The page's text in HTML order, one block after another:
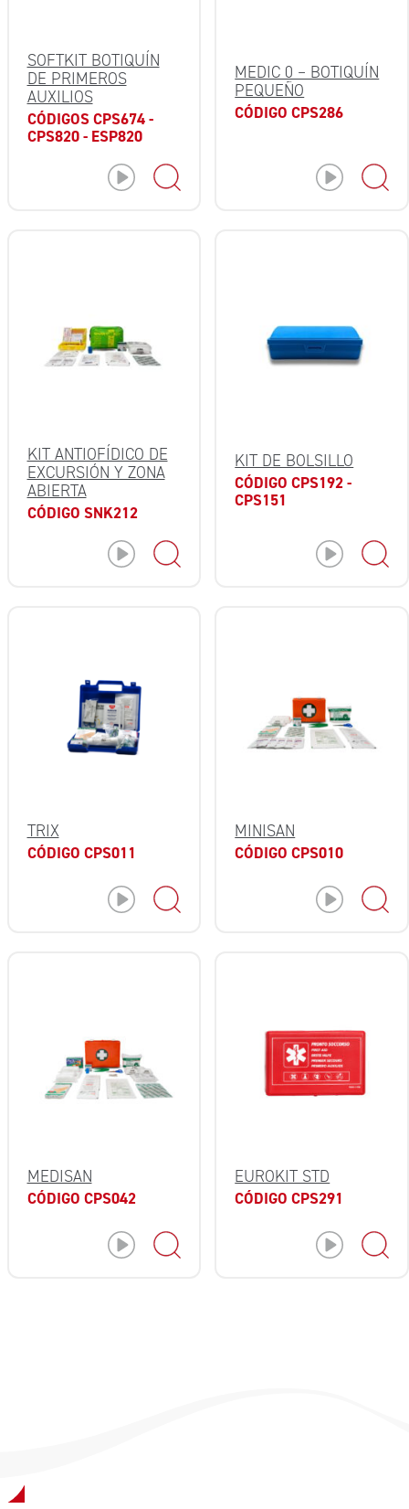
SOFTKIT BOTIQUÍN
DE PRIMEROS
AUXILIOS
CÓDIGOS CPS674 -
CPS820 - ESP820
MEDIC 0 – BOTIQUÍN
PEQUEÑO
CÓDIGO CPS286
KIT ANTIOFÍDICO DE
EXCURSIÓN Y ZONA
ABIERTA
CÓDIGO SNK212
KIT DE BOLSILLO
CÓDIGO CPS192 -
CPS151
TRIX
CÓDIGO CPS011
MINISAN
CÓDIGO CPS010
MEDISAN
CÓDIGO CPS042
EUROKIT STD
CÓDIGO CPS291